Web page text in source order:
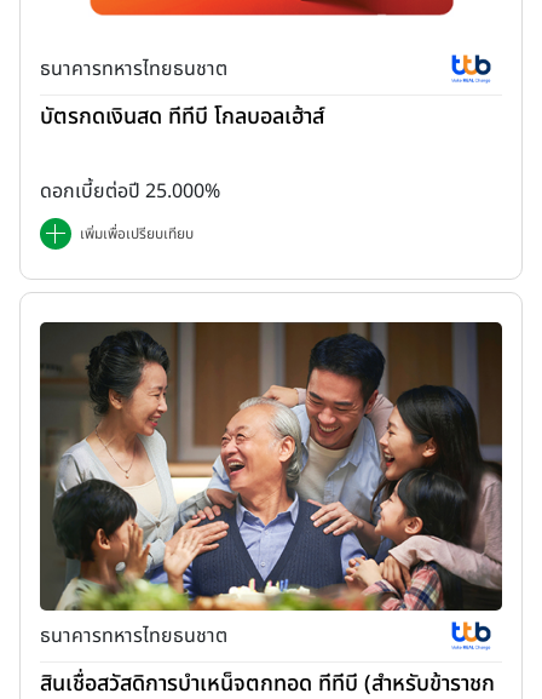
ธนาคารทหารไทยธนชาต
บัตรกดเงินสด ทีทีบี โกลบอลเฮ้าส์
ดอกเบี้ยต่อปี 25.000%
เพิ่มเพื่อเปรียบเทียบ
ธนาคารทหารไทยธนชาต
สินเชื่อสวัสดิการบำเหน็จตกทอด ทีทีบี (สำหรับข้าราชก